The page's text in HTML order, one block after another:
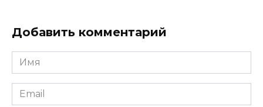
Добавить комментарий
Имя
*
Email
*